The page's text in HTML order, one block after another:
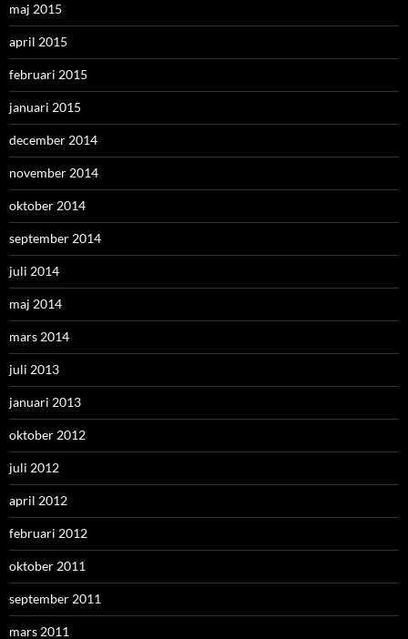
maj 2015
april 2015
februari 2015
januari 2015
december 2014
november 2014
oktober 2014
september 2014
juli 2014
maj 2014
mars 2014
juli 2013
januari 2013
oktober 2012
juli 2012
april 2012
februari 2012
oktober 2011
september 2011
mars 2011